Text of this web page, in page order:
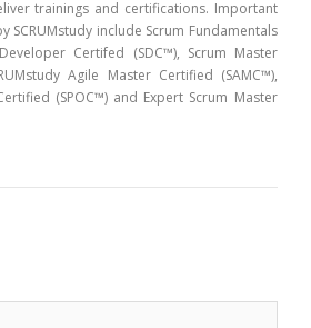
trainings and certifications. Important
include Scrum Fundamentals
Certifed (SDC™), Scrum Master
Agile Master Certified (SAMC™),
(SPOC™) and Expert Scrum Master